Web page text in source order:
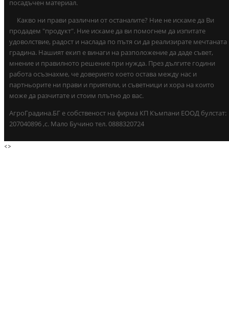
посадъчен материал.
Какво ни прави различни от останалите? Ние не искаме да Ви
продадем "продукт". Ние искаме да ви помогнем да изпитате
удоволствие, радост и наслада по пътя си да реализирате мечтаната
градина. Нашият екип е винаги на разположение да даде съвет,
мнение и правилното решение при нужда. През дългите години
работа осъзнахме, че доверието което остава между нас и
партньорите ни прави и приятели, и съветници и хора на които
може да разчитате и стоим плътно до вас.
АгроГрадина.БГ е собственост на фирма КП Къмпани ЕООД булстат:
207040896 ,с. Мало Бучино тел. 0888320724
<>